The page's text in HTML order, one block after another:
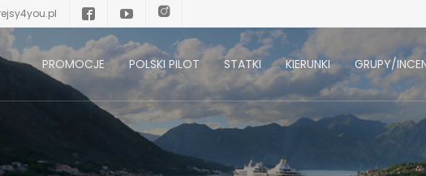
PROMOCJE POLSKI PILOT STATKI KIERUNKI GRUPY/